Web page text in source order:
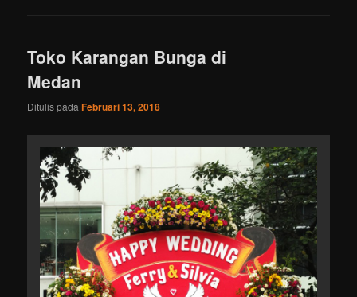
Toko Karangan Bunga di
Medan
Ditulis padaFebruari 13, 2018